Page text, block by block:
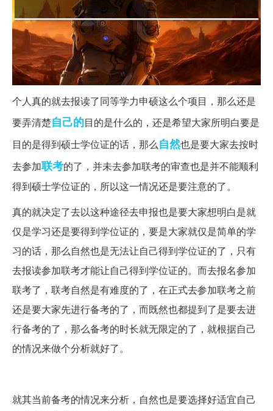
个人真的就去报读了同等学力申硕这么个项目，那么还是
要弄清楚自己的目的是什么的，还是希望大家所明白要是
目的是得到硕士学位证的话，那么自然也是要大家去按时
去参加联考的了，并未去参加联考的审查也是并不能顺利
得到硕士学位证的，所以这一情况还是要注意的了。
真的就决定了去以这种途径去申报也是要大家想明白是就
仅是学习还是要得到学位证的，要是大家就仅是简单的学
习的话，那么自然也是无法让自己得到学位证的了，只有
去报读参加联考才能让自己得到学位证的。而去报名参加
联考了，联考自然是有难度的了，在正式去参加联考之前
还是要大家先进行备考的了，而既然也都提到了是要去进
行备考的了，那么备考的时长就无限定的了，就根据自己
的情况来做个分析就好了。
就其当前备考的情况来分析，自然也是要选择好适宜自己